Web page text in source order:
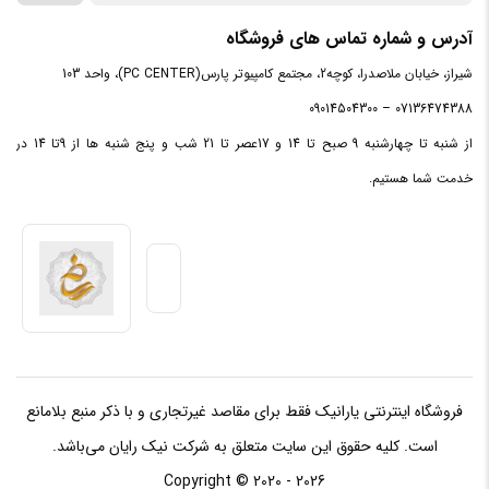
نوع حافظه
RAM
داخلی
Hard Disk
حافظه
اختصاصی
گرافیک
آدرس و شماره تماس های فروشگاه
شیراز، خیابان ملاصدرا، کوچه2، مجتمع کامپیوتر پارس(PC CENTER)، واحد 103
07136474388 – 09014504300
از شنبه تا چهارشنبه 9 صبح تا 14 و 17عصر تا 21 شب و پنج شنبه ها از 9تا 14 در
خدمت شما هستیم.
فروشگاه اینترنتی یارانیک فقط برای مقاصد غیرتجاری و با ذکر منبع بلامانع
است. کلیه حقوق این سایت متعلق به شرکت نیک رایان می‌باشد.
Copyright © 2020 - 2026